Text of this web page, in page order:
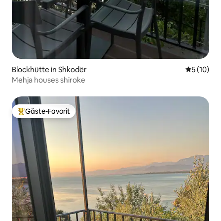
Blockhütte in Shkodër
5 (10)
Mehja houses shiroke
Beliebter Gäste-Favorit.
Gäste-Favorit